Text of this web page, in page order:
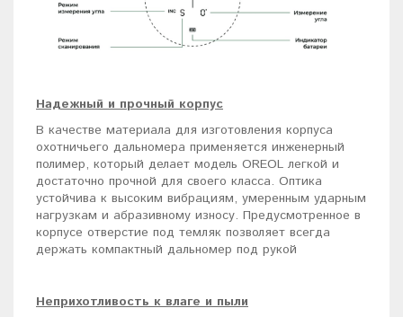
Надежный и прочный корпус
В качестве материала для изготовления корпуса
охотничьего дальномера применяется инженерный
полимер, который делает модель OREOL легкой и
достаточно прочной для своего класса. Оптика
устойчива к высоким вибрациям, умеренным ударным
нагрузкам и абразивному износу. Предусмотренное в
корпусе отверстие под темляк позволяет всегда
держать компактный дальномер под рукой
Неприхотливость к влаге и пыли